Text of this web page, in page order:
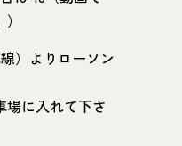
）よりローソン
場に入れて下さ